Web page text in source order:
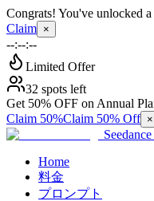
Congrats! You've unlocked
Claim ×
--:--:--
Limited Offer
32 spots left
Get 50% OFF on Annual
Claim 50%Claim 50% Off ×
Home
料金
プロンプト